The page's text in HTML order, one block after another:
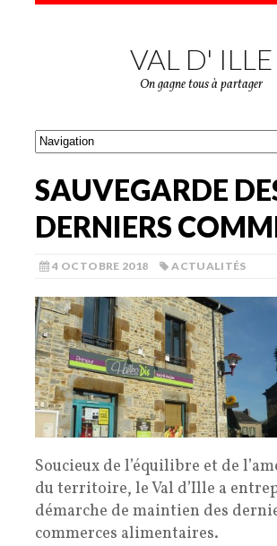
VAL D' ILLE
On gagne tous à partager
SAUVEGARDE
DERNIERS
4 OCTOBRE 2018 ACTUALITÉS
Soucieux de l’équilibre et de
du territoire, le Val d’Ille a
démarche de maintien des
commerces alimentaires.